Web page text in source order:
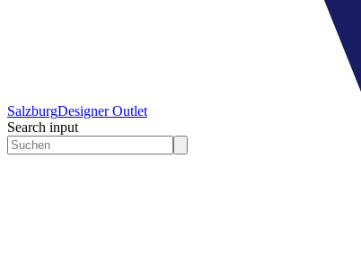
SalzburgDesigner Outlet
Search input